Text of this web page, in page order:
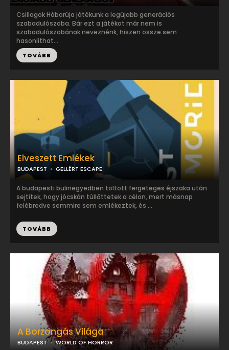
Csillagok Háborúja játékunk a legújabb generációs
szabadulószoba. Bár ezt a játékot már nem is
szabadulószobának neveznénk, hiszen össze sem
hasonlíthat...
TOVÁBB
Elveszett Emlékek
BUDAPEST GELLÉRT ESCAPE
A budapesti bulinegyedben töltött fergeteges éjszaka után
sejtitek, hogy jócskán túllőttetek a célon, mert másnap
felébredve semmire sem emlékeztek, és ...
TOVÁBB
A Borzongás Világa
BUDAPEST WORLD OF HORROR